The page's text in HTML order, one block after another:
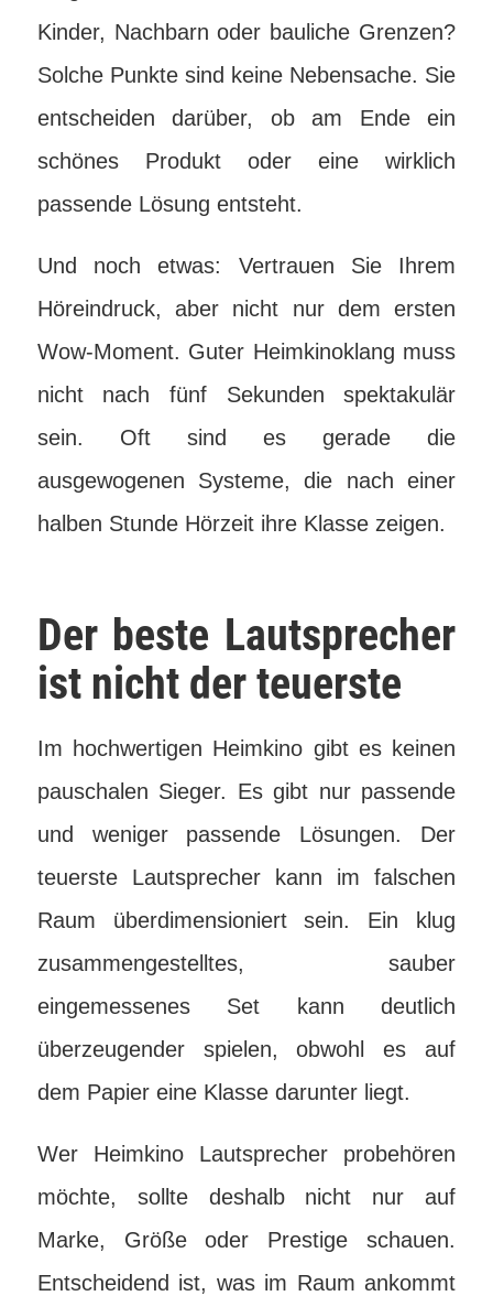
Kinder, Nachbarn oder bauliche Grenzen?
Solche Punkte sind keine Nebensache. Sie
entscheiden darüber, ob am Ende ein
schönes Produkt oder eine wirklich
passende Lösung entsteht.
Und noch etwas: Vertrauen Sie Ihrem
Höreindruck, aber nicht nur dem ersten
Wow-Moment. Guter Heimkinoklang muss
nicht nach fünf Sekunden spektakulär
sein. Oft sind es gerade die
ausgewogenen Systeme, die nach einer
halben Stunde Hörzeit ihre Klasse zeigen.
Der beste Lautsprecher
ist nicht der teuerste
Im hochwertigen Heimkino gibt es keinen
pauschalen Sieger. Es gibt nur passende
und weniger passende Lösungen. Der
teuerste Lautsprecher kann im falschen
Raum überdimensioniert sein. Ein klug
zusammengestelltes, sauber
eingemessenes Set kann deutlich
überzeugender spielen, obwohl es auf
dem Papier eine Klasse darunter liegt.
Wer Heimkino Lautsprecher probehören
möchte, sollte deshalb nicht nur auf
Marke, Größe oder Prestige schauen.
Entscheidend ist, was im Raum ankommt